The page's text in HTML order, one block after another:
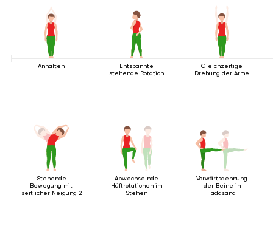
Anhalten
Entspannte
stehende Rotation
Gleichzeitige
Drehung der Arme
Stehende
Bewegung mit
seitlicher Neigung 2
Abwechselnde
Hüftrotationen im
Stehen
Vorwärtsdehnung
der Beine in
Tadasana